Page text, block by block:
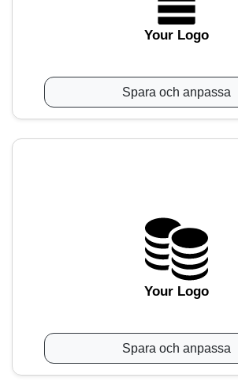
Your Logo
Spara och anpassa
Your Logo
Spara och anpassa